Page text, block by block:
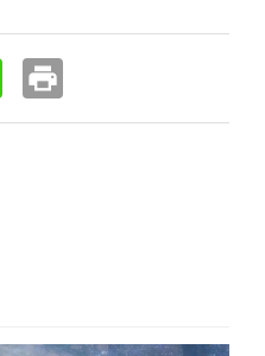
print